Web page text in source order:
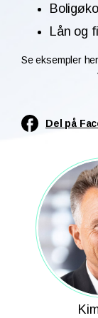
Lån og
Se eksempler
Del på